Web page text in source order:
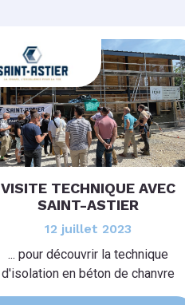
VISITE TECHNIQUE AVEC
SAINT-ASTIER
12 juillet 2023
... pour découvrir la technique
d'isolation en béton de chanvre